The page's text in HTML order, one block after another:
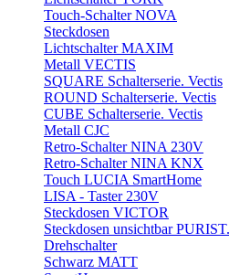
Touch-Schalter NOVA
Steckdosen
Lichtschalter MAXIM
Metall VECTIS
SQUARE Schalterserie. Vectis
ROUND Schalterserie. Vectis
CUBE Schalterserie. Vectis
Metall CJC
Retro-Schalter NINA 230V
Retro-Schalter NINA KNX
Touch LUCIA SmartHome
LISA - Taster 230V
Steckdosen VICTOR
Steckdosen unsichtbar
Drehschalter
Schwarz MATT